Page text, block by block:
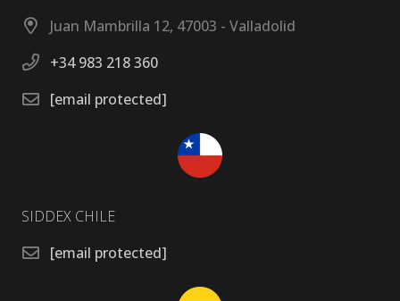
Juan Mambrilla 12, 47003 - Valladolid
+34 983 218 360
[email protected]
SIDDEX CHILE
[email protected]